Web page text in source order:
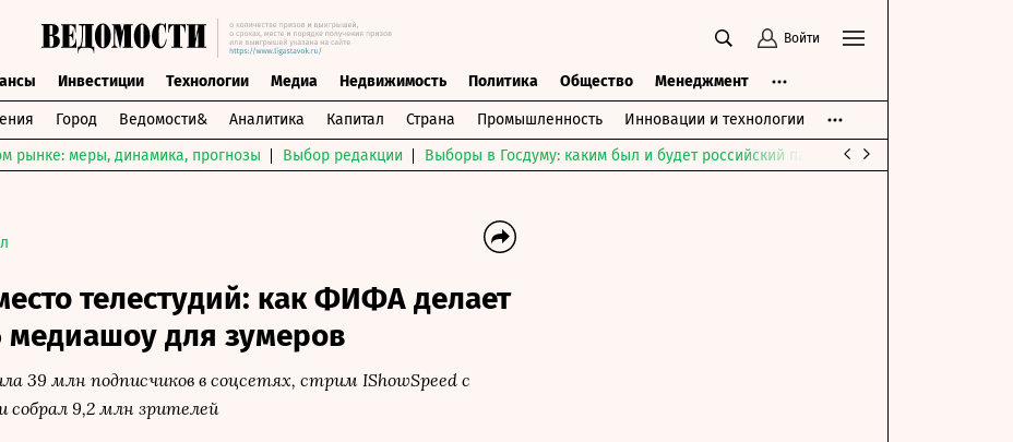
Войти
Инвестиции Технологии Медиа Недвижимость Политика Общество Менеджмент
Город Ведомости& Аналитика Капитал Страна Промышленность Инновации и технологии
рынке: меры, динамика, прогнозы Выбор редакции Выборы в Госдуму: каким был и будет российский парламент
телестудий: как ФИФА делает
медиашоу для зумеров
39 млн подписчиков в соцсетях, стрим IShowSpeed с
9,2 млн зрителей